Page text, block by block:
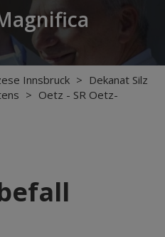
Innsbruck > Dekanat Silz
> Oetz - SR Oetz-